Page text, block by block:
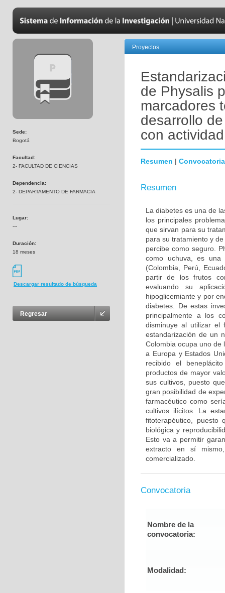
Sede:
Bogotá
Facultad:
2- FACULTAD DE CIENCIAS
Dependencia:
2- DEPARTAMENTO DE FARMACIA
Lugar:
---
Duración:
18 meses
Descargar resultado de búsqueda
Regresar
Proyectos
de Physalis
marcadores
desarrollo
con
Resumen | Convocatoria
Resumen
La diabetes es una de
los principales
que sirvan para su
para su tratamiento y
percibe como seguro.
como uchuva, es una
(Colombia, Perú,
partir de los frutos
evaluando su
hipoglicemiante y por
diabetes. De estas
principalmente a los
disminuye al utilizar
estandarización de un
Colombia ocupa uno de
a Europa y Estados
recibido el
productos de mayor
sus cultivos, puesto
gran posibilidad de
farmacéutico como
cultivos ilícitos. La
fitoterapéutico, puesto
biológica y
Esto va a permitir
extracto en sí
comercializado.
Convocatoria
Nombre de la
convocatoria:
Modalidad: